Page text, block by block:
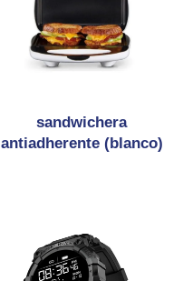
sandwichera
antiadherente (blanco)